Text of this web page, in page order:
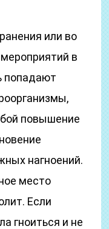
или во
в
попадают
повышение
нагноений.
место
Если
гноиться и не